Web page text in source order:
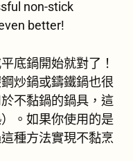
non-stick
better!
底鍋開始就對了！
炒鍋或鑄鐵鍋也很
不黏鍋的鍋具，這
。如果你使用的是
種方法實現不黏烹